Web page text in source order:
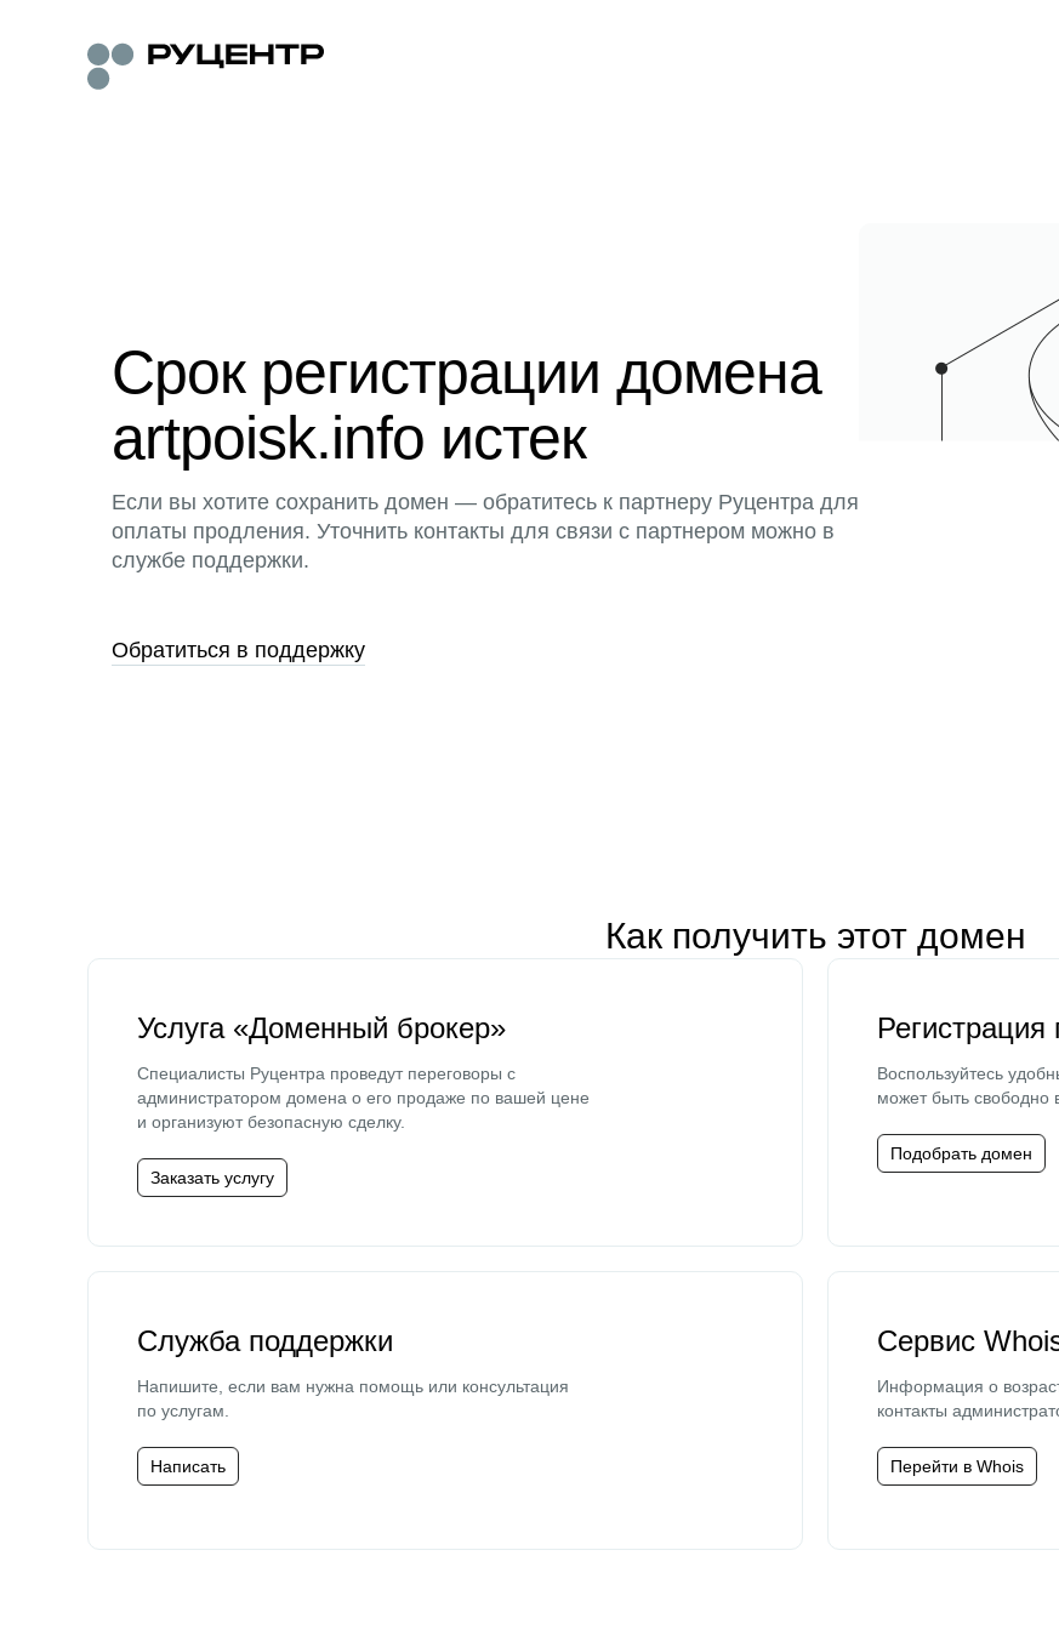
Срок регистрации домена
artpoisk.info истек
Если вы хотите сохранить домен — обратитесь к партнеру Руцентра для
оплаты продления. Уточнить контакты для связи с партнером можно в
службе поддержки.
Обратиться в поддержку
Как получить этот домен
Услуга «Доменный брокер»
Специалисты Руцентра проведут переговоры с
администратором домена о его продаже по вашей цене
и организуют безопасную сделку.
Заказать услугу
Воспользуйтесь
может быть свободно
Подобрать домен
Служба поддержки
Напишите, если вам нужна помощь или консультация
по услугам.
Написать
Сервис
Информация о
контакты
Перейти в Whois